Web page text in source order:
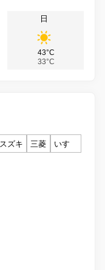
日
43°C
33°C
スズキ 三菱
いすゞ